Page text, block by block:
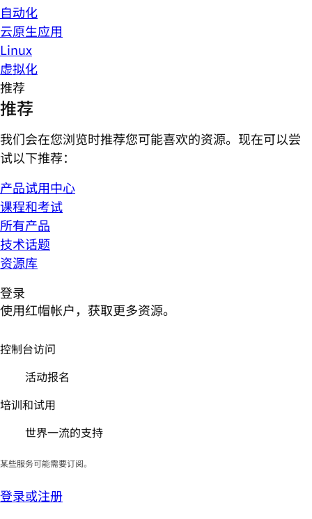
自动化
云原生应用
Linux
虚拟化
推荐
推荐
我们会在您浏览时推荐您可能喜欢的资源。现在可以尝
试以下推荐：
产品试用中心
课程和考试
所有产品
技术话题
资源库
登录
使用红帽帐户，获取更多资源。
控制台访问
活动报名
培训和试用
世界一流的支持
某些服务可能需要订阅。
登录或注册